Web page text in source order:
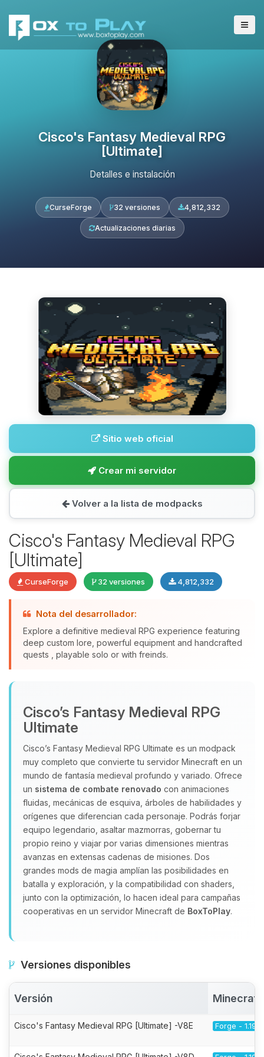
Cisco's Fantasy Medieval RPG
[Ultimate]
Detalles e instalación
CurseForge 32 versiones 4,812,332
Actualizaciones diarias
Sitio web oficial
Crear mi servidor
Volver a la lista de modpacks
Cisco's Fantasy Medieval RPG
[Ultimate]
CurseForge 32 versiones 4,812,332
Nota del desarrollador:
Explore a definitive medieval RPG experience featuring
deep custom lore, powerful equipment and handcrafted
quests , playable solo or with freinds.
Cisco’s Fantasy Medieval RPG
Ultimate
Cisco’s Fantasy Medieval RPG Ultimate es un modpack
muy completo que convierte tu servidor Minecraft en un
mundo de fantasía medieval profundo y variado. Ofrece
un sistema de combate renovado con animaciones
fluidas, mecánicas de esquiva, árboles de habilidades y
orígenes que diferencian cada personaje. Podrás forjar
equipo legendario, asaltar mazmorras, gobernar tu
propio reino y viajar por varias dimensiones mientras
avanzas en extensas cadenas de misiones. Dos
grandes mods de magia amplían las posibilidades en
batalla y exploración, y la compatibilidad con shaders,
junto con la optimización, lo hacen ideal para campañas
cooperativas en un servidor Minecraft de BoxToPlay.
Versiones disponibles
Versión Minecraft
Cisco's Fantasy Medieval RPG [Ultimate] -V8E Forge - 1.19.2
que necesitas y moveré mis
pequenos circuitos para ayudarte.